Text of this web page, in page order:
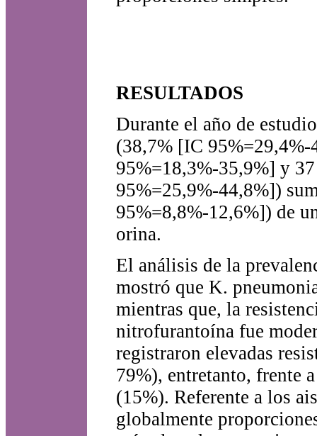
RESULTADOS
Durante el año de
(38,7% [IC
95%=18,3%-35,9%] y
95%=25,9%-44,8%])
95%=8,8%-12,6%]) de
orina.
El análisis de la
mostró que K.
mientras que, la
nitrofurantoína fue
registraron elevadas
79%), entretanto, frente
(15%). Referente a los
globalmente